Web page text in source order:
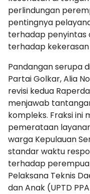
perlindungan
pentingnya
terhadap penyintas
terhadap
Pandangan serupa
Partai Golkar, Alia
revisi kedua
menjawab
kompleks. Fraksi ini
pemerataan
warga Kepulauan
standar waktu
terhadap
Pelaksana Teknis
dan Anak (UPTD